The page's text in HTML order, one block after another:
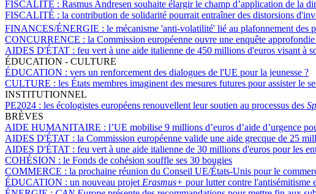
FISCALITÉ : Rasmus Andresen souhaite élargir le champ d’application de la
FISCALITÉ : la contribution de solidarité pourrait entraîner des distorsions
FINANCES/ÉNERGIE : le mécanisme 'anti-volatilité' lié au plafonnement des
CONCURRENCE : la Commission européenne ouvre une enquête
AIDES D'ÉTAT : feu vert à une aide italienne de 450 millions d'euros visant à
ÉDUCATION - CULTURE
ÉDUCATION : vers un renforcement des dialogues de l'UE pour la jeunesse ?
CULTURE : les États membres imaginent des mesures futures pour assister le
INSTITUTIONNEL
PE2024 : les écologistes européens renouvellent leur soutien au processus des
BRÈVES
AIDE HUMANITAIRE : l’UE mobilise 9 millions d’euros d’aide d’urgence
AIDES D'ÉTAT : la Commission européenne valide une aide grecque de 25
AIDES D'ÉTAT : feu vert à une aide italienne de 30 millions d'euros pour les
COHÉSION : le Fonds de cohésion souffle ses 30 bougies
COMMERCE : la prochaine réunion du Conseil UE/États-Unis pour le
ÉDUCATION : un nouveau projet Erasmus+ pour lutter contre l'antisémitisme